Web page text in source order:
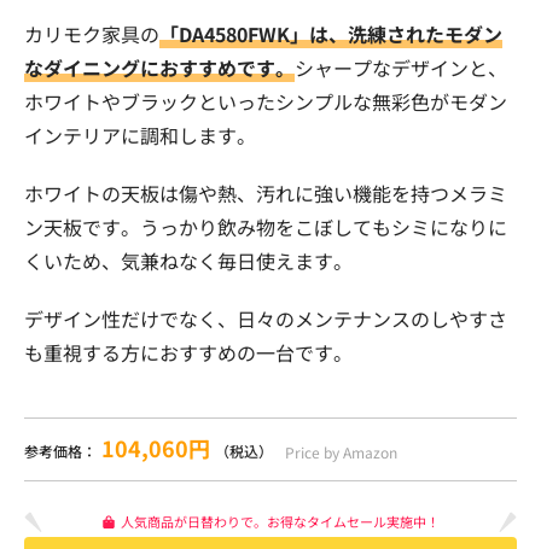
カリモク家具の「DA4580FWK」は、洗練されたモダン
なダイニングにおすすめです。シャープなデザインと、
ホワイトやブラックといったシンプルな無彩色がモダン
インテリアに調和します。
ホワイトの天板は傷や熱、汚れに強い機能を持つメラミ
ン天板です。うっかり飲み物をこぼしてもシミになりに
くいため、気兼ねなく毎日使えます。
デザイン性だけでなく、日々のメンテナンスのしやすさ
も重視する方におすすめの一台です。
参考価格： 104,060円 （税込） Price by Amazon
人気商品が日替わりで。お得なタイムセール実施中！